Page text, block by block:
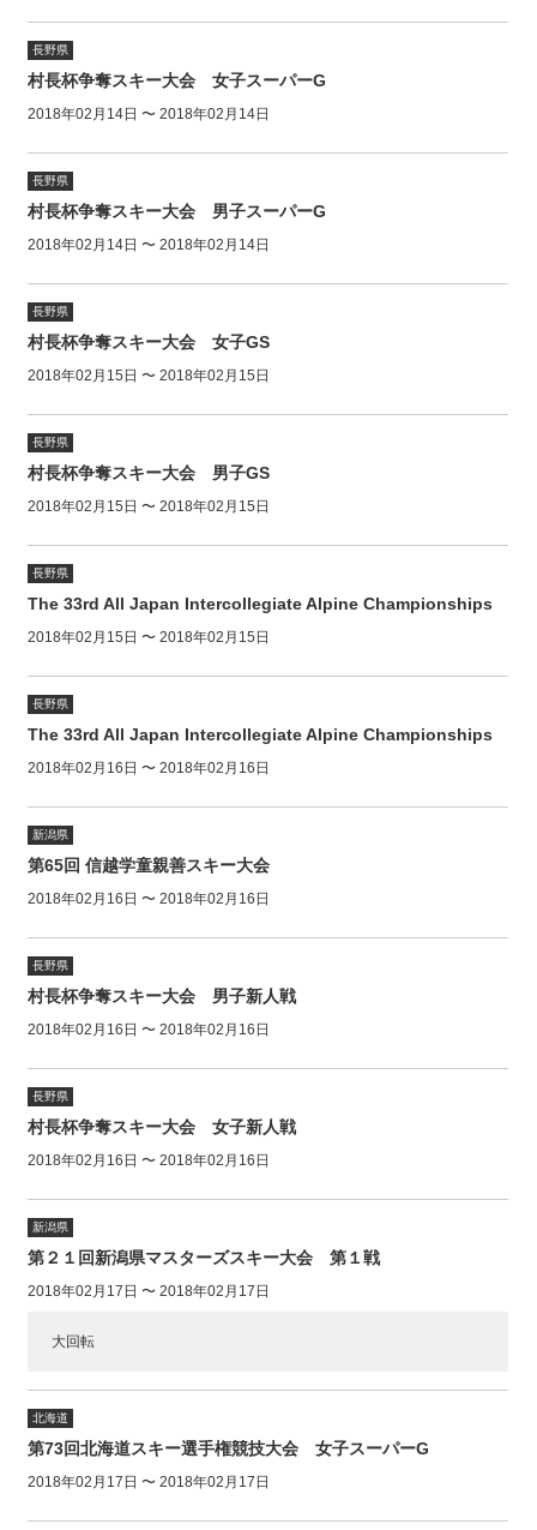
長野県
村長杯争奪スキー大会 女子スーパーG
2018年02月14日 〜 2018年02月14日
長野県
村長杯争奪スキー大会 男子スーパーG
2018年02月14日 〜 2018年02月14日
長野県
村長杯争奪スキー大会 女子GS
2018年02月15日 〜 2018年02月15日
長野県
村長杯争奪スキー大会 男子GS
2018年02月15日 〜 2018年02月15日
長野県
The 33rd All Japan Intercollegiate Alpine Championships
2018年02月15日 〜 2018年02月15日
長野県
The 33rd All Japan Intercollegiate Alpine Championships
2018年02月16日 〜 2018年02月16日
新潟県
第65回 信越学童親善スキー大会
2018年02月16日 〜 2018年02月16日
長野県
村長杯争奪スキー大会 男子新人戦
2018年02月16日 〜 2018年02月16日
長野県
村長杯争奪スキー大会 女子新人戦
2018年02月16日 〜 2018年02月16日
新潟県
第２１回新潟県マスターズスキー大会 第１戦
2018年02月17日 〜 2018年02月17日
大回転
北海道
第73回北海道スキー選手権競技大会 女子スーパーG
2018年02月17日 〜 2018年02月17日